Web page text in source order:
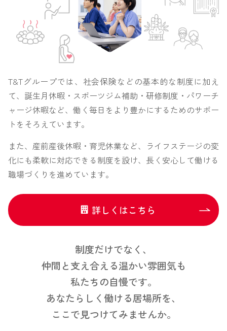
T&Tグループでは、社会保険などの基本的な制度に加え
て、誕生月休暇・スポーツジム補助・研修制度・パワーチ
ャージ休暇など、働く毎日をより豊かにするためのサポー
トをそろえています。
また、産前産後休暇・育児休業など、ライフステージの変
化にも柔軟に対応できる制度を設け、長く安心して働ける
職場づくりを進めています。
詳しくはこちら
制度だけでなく、
仲間と支え合える温かい雰囲気も
私たちの自慢です。
あなたらしく働ける居場所を、
ここで見つけてみませんか。